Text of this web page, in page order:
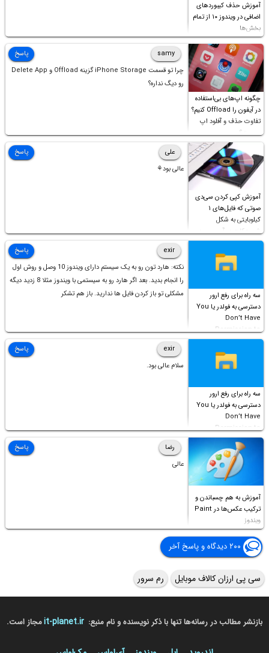
آموزش حذف کیبوردهای
اضافی در ویندوز ۱۰ از تمام
بخش‌ها
چگونه اپ‌های بی‌استفاده
در آیفون را Offload کنیم؟
تفاوت حذف و آفلود اپ
چیست؟
samy
چرا تو قسمت iPhone Storage گزینه Offload و Delete App
رو دیگ نداره؟
پاسخ
آموزش کپی کردن سی‌دی
صوتی که فایل‌های ۱
کیلوبایتی به شکل
شورت‌کات در آن موجود
است!
علی
عالی بود⚘
پاسخ
سه راه برای رفع ارور
دسترسی به فولدر یا You
Don’t Have
Permission to
Access this folder
exir
نکته: هارد تون رو به یک سیستم دارای ویندوز 10 وصل و روش اول
را انجام بدید. بعد اگر هارد رو به سیستمی با ویندوز مثلا 8 زدید دیگه
مشکلی تو باز کردن فایل ها ندارید. باز هم تشکر
پاسخ
سه راه برای رفع ارور
دسترسی به فولدر یا You
Don’t Have
Permission to
Access this folder
exir
سلام عالی بود.
پاسخ
آموزش به هم چسباندن و
ترکیب عکس‌ها در Paint
ویندوز
رضا
عالی
پاسخ
۲۰۰ دیدگاه و پاسخ آخر
سی پی ارزان کالاف موبایل رم سرور
بازنشر مطالب در رسانه‌ها تنها با ذکر نویسنده و نام منبع: it-planet.irمجاز است.